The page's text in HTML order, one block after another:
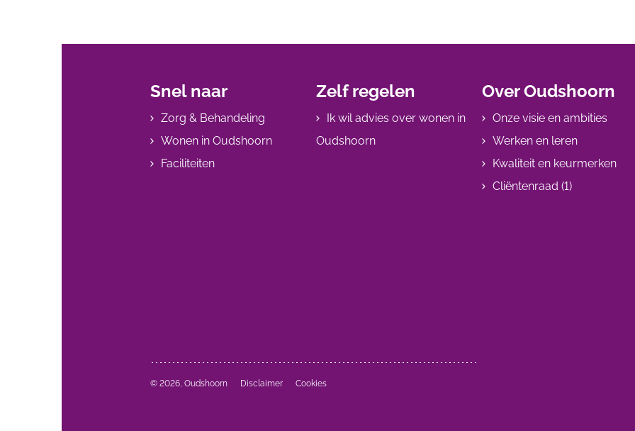
Snel naar
Zorg & Behandeling
Wonen in Oudshoorn
Faciliteiten
Zelf regelen
Ik wil advies over wonen in
Oudshoorn
Over Oudshoorn
Onze visie en ambities
Werken en leren
Kwaliteit en keurmerken
Cliëntenraad (1)
© 2026, Oudshoorn Disclaimer Cookies